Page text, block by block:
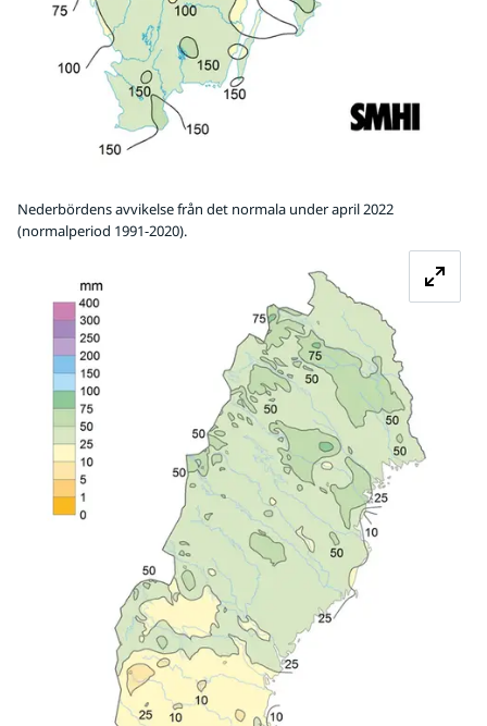
Nederbördens avvikelse från det normala under april 2022
(normalperiod 1991-2020).